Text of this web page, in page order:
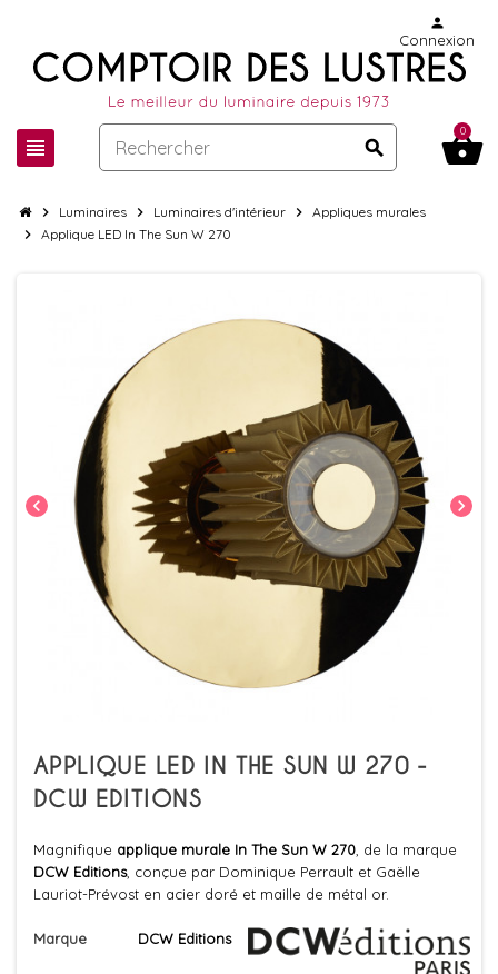
view_headline search
person
Connexion
shopping_basket
0
chevron_right Luminaires chevron_right Luminaires d'intérieur chevron_right Appliques murales
chevron_right Applique LED In The Sun W 270
chevron_left chevron_right
APPLIQUE LED IN THE SUN W 270 -
DCW EDITIONS
Magnifique applique murale In The Sun W 270 , de la marque
DCW Editions, conçue par Dominique Perrault et Gaëlle
Lauriot-Prévost en acier doré et maille de métal or.
Marque DCW Editions